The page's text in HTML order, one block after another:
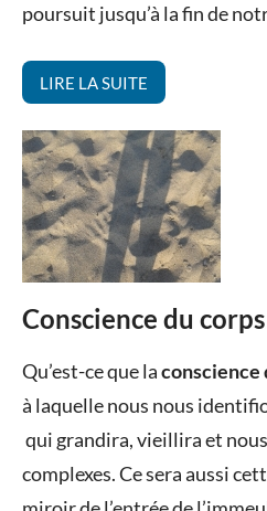
poursuit jusqu’à la fin de
LIRE LA SUITE
Conscience du
Posted
on
28
janvier
2015
by
Valérie
Sérafin
in
Pour
aller
plus
loin,
Shiatsu
Qu’est-ce que laconscience
à laquelle nous nous
qui grandira, vieillira et
complexes. Ce sera aussi